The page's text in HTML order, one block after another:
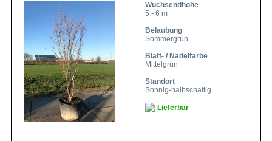
Wuchsendhöhe
5 - 6 m
Belaubung
Sommergrün
Blatt- / Nadelfarbe
Mittelgrün
Standort
Sonnig-halbschattig
Lieferbar